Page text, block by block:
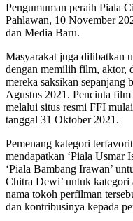
Pengumuman peraih Piala
Pahlawan, 10 November
dan Media Baru.
Masyarakat juga dilibatkan
dengan memilih film, aktor,
mereka saksikan sepanjang
Agustus 2021. Pencinta
melalui situs resmi FFI
tanggal 31 Oktober 2021.
Pemenang kategori
mendapatkan ‘Piala Usmar
‘Piala Bambang Irawan’
Chitra Dewi’ untuk kategori
nama tokoh perfilman
dan kontribusinya kepada